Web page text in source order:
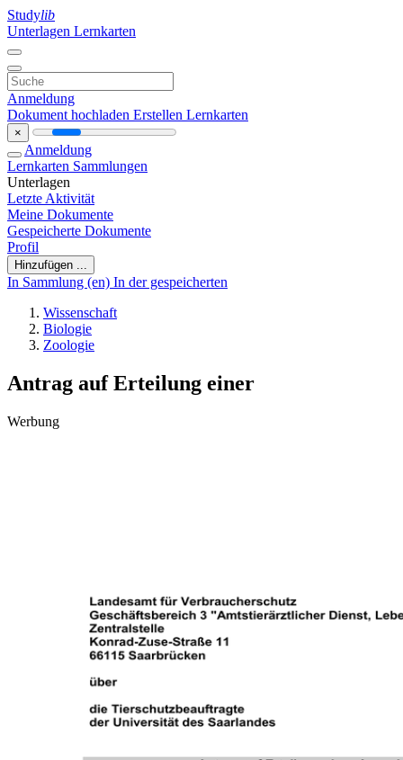
Studylib
Unterlagen Lernkarten
Anmeldung
Dokument hochladen Erstellen Lernkarten
×
Anmeldung
Lernkarten Sammlungen
Unterlagen
Letzte Aktivität
Meine Dokumente
Gespeicherte Dokumente
Profil
Hinzufügen ...
In Sammlung (en) In der gespeicherten
Wissenschaft
Biologie
Zoologie
Antrag auf Erteilung einer
Werbung